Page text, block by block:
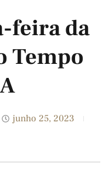
feira da
Tempo
junho 25, 2023